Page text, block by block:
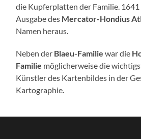
die Kupferplatten der Familie. 1641
Ausgabe des Mercator-Hondius
Namen heraus.
Neben der Blaeu-Familie war die
Familie möglicherweise die
Künstler des Kartenbildes in der
Kartographie.